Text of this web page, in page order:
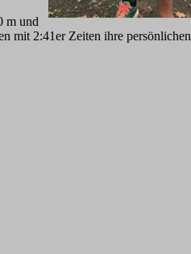
m und
mit 2:41er Zeiten ihre persönlichen